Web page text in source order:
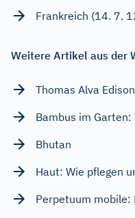
Frankreich (14. 7.
Weitere Artikel aus der
Thomas Alva
Bambus im
Bhutan
Haut: Wie pflegen
Perpetuum mobile: